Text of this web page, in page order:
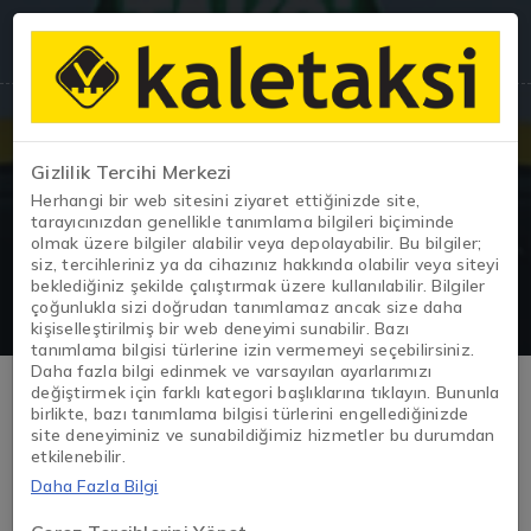
2. El Taksi
2. El Taksi Araçları – Ticari ve
Güvenilir Seçenekler
Gizlilik Tercihi Merkezi
Herhangi bir web sitesini ziyaret ettiğinizde site,
tarayıcınızdan genellikle tanımlama bilgileri biçiminde
olmak üzere bilgiler alabilir veya depolayabilir. Bu bilgiler;
siz, tercihleriniz ya da cihazınız hakkında olabilir veya siteyi
beklediğiniz şekilde çalıştırmak üzere kullanılabilir. Bilgiler
çoğunlukla sizi doğrudan tanımlamaz ancak size daha
kişiselleştirilmiş bir web deneyimi sunabilir. Bazı
tanımlama bilgisi türlerine izin vermemeyi seçebilirsiniz.
Daha fazla bilgi edinmek ve varsayılan ayarlarımızı
değiştirmek için farklı kategori başlıklarına tıklayın. Bununla
birlikte, bazı tanımlama bilgisi türlerini engellediğinizde
site deneyiminiz ve sunabildiğimiz hizmetler bu durumdan
etkilenebilir.
Daha Fazla Bilgi